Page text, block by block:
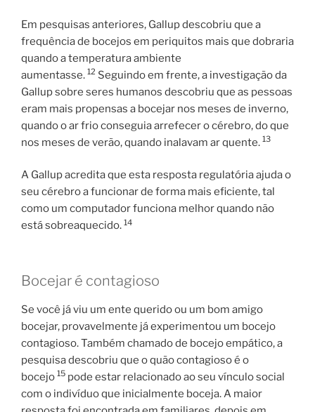
Em pesquisas anteriores, Gallup descobriu que a
frequência de bocejos em periquitos mais que dobraria
quando a temperatura ambiente
aumentasse. 12 Seguindo em frente, a investigação da
Gallup sobre seres humanos descobriu que as pessoas
eram mais propensas a bocejar nos meses de inverno,
quando o ar frio conseguia arrefecer o cérebro, do que
nos meses de verão, quando inalavam ar quente. 13
A Gallup acredita que esta resposta regulatória ajuda o
seu cérebro a funcionar de forma mais eficiente, tal
como um computador funciona melhor quando não
está sobreaquecido. 14
Bocejar é contagioso
Se você já viu um ente querido ou um bom amigo
bocejar, provavelmente já experimentou um bocejo
contagioso. Também chamado de bocejo empático, a
pesquisa descobriu que o quão contagioso é o
bocejo 15 pode estar relacionado ao seu vínculo social
com o indivíduo que inicialmente boceja. A maior